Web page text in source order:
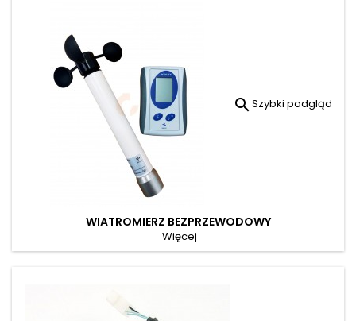
 Szybki podgląd
WIATROMIERZ BEZPRZEWODOWY
Więcej